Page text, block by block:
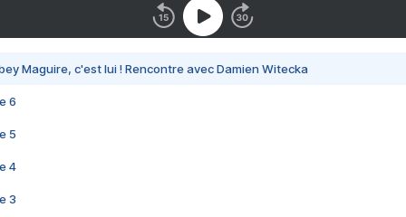
Maguire, c'est lui ! Rencontre avec Damien Witecka
6
5
4
3